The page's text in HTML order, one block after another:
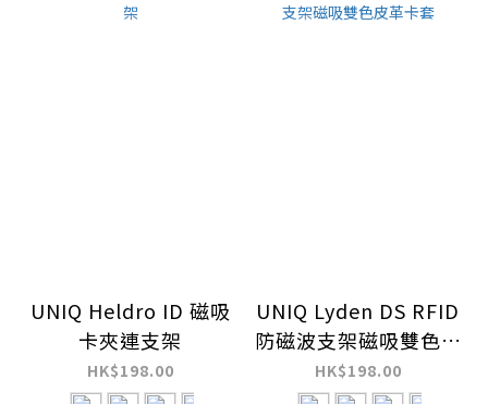
UNIQ Heldro ID 磁吸
卡夾連支架
HK$198.00
UNIQ Lyden DS RFID
防磁波支架磁吸雙色皮
革卡套
HK$198.00